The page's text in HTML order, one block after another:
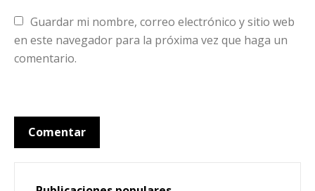
Guardar mi nombre, correo electrónico y sitio web
en este navegador para la próxima vez que haga un
comentario.